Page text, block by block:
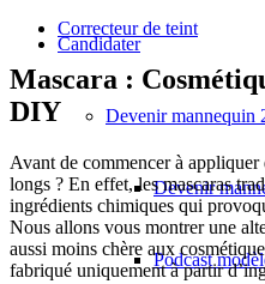
Candidater
Devenir mannequin
Devenir
Podcast
Correcteur de teint
Mascara :
DIY
Avant de commencer à
longs ? En effet, les mascaras
ingrédients chimiques qui
Nous allons vous montrer une
aussi moins chère aux
fabriqué uniquement à partir